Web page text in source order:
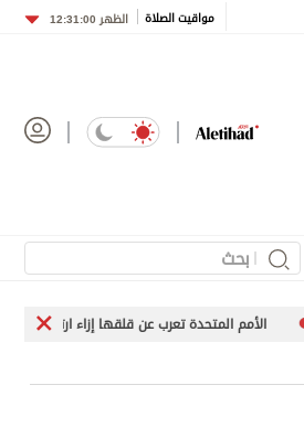
مواقيت الصلاة الظهر 12:31:00
قلقها إزاء ارتفاع عدد عمليات الإعدام في إيران